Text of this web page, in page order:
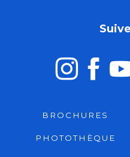
BROCHURES
PHOTOTHÈQUE